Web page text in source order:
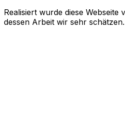
Realisiert wurde diese Webseite
dessen Arbeit wir sehr schätzen.